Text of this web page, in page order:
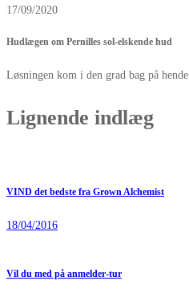
17/09/2020
Hudlægen om Pernilles sol-elskende hud
Løsningen kom i den grad bag på hende
Lignende indlæg
VIND det bedste fra Grown Alchemist
18/04/2016
Vil du med på anmelder-tur